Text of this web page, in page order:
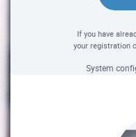
If you have
your registration
System